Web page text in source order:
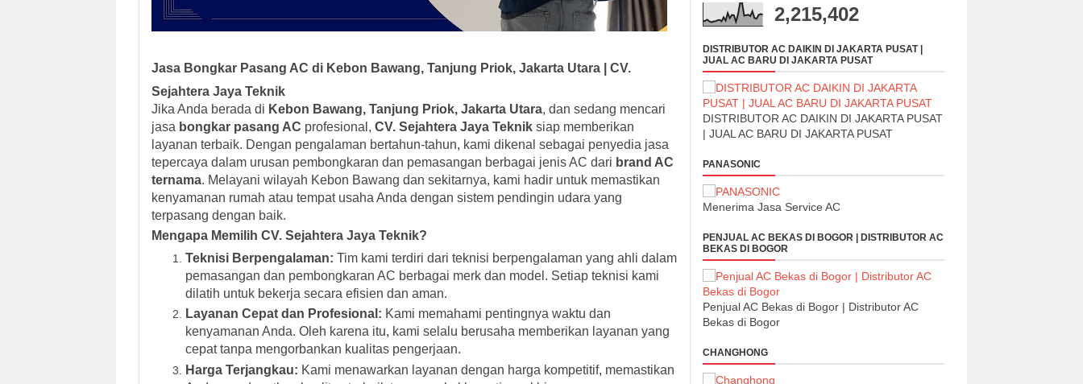
Jasa Bongkar Pasang AC di Kebon Bawang, Tanjung Priok, Jakarta Utara | CV.
Sejahtera Jaya Teknik
Jika Anda berada di Kebon Bawang, Tanjung Priok, Jakarta Utara, dan sedang mencari
jasa bongkar pasang AC profesional, CV. Sejahtera Jaya Teknik siap memberikan
layanan terbaik. Dengan pengalaman bertahun-tahun, kami dikenal sebagai penyedia jasa
tepercaya dalam urusan pembongkaran dan pemasangan berbagai jenis AC dari brand AC
ternama. Melayani wilayah Kebon Bawang dan sekitarnya, kami hadir untuk memastikan
kenyamanan rumah atau tempat usaha Anda dengan sistem pendingin udara yang
terpasang dengan baik.
Mengapa Memilih CV. Sejahtera Jaya Teknik?
Teknisi Berpengalaman: Tim kami terdiri dari teknisi berpengalaman yang ahli dalam
pemasangan dan pembongkaran AC berbagai merk dan model. Setiap teknisi kami
dilatih untuk bekerja secara efisien dan aman.
Layanan Cepat dan Profesional: Kami memahami pentingnya waktu dan
kenyamanan Anda. Oleh karena itu, kami selalu berusaha memberikan layanan yang
cepat tanpa mengorbankan kualitas pengerjaan.
Harga Terjangkau: Kami menawarkan layanan dengan harga kompetitif, memastikan
2,215,402
DISTRIBUTOR AC DAIKIN DI JAKARTA PUSAT |
JUAL AC BARU DI JAKARTA PUSAT
DISTRIBUTOR AC DAIKIN DI JAKARTA PUSAT
| JUAL AC BARU DI JAKARTA PUSAT
PANASONIC
Menerima Jasa Service AC
PENJUAL AC BEKAS DI BOGOR | DISTRIBUTOR AC
BEKAS DI BOGOR
Penjual AC Bekas di Bogor | Distributor AC
Bekas di Bogor
CHANGHONG